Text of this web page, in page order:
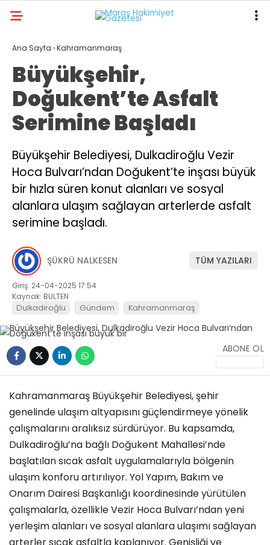
WhatsApp
İhbar Hattı
GALERİ VİDEO
ANA SAYFA
KAHRAMANMARAŞ
GÜNDEM
EKONOMI
POLITIKA
DÜNYA
SPOR
SAĞLIK
KÜLTÜR/SANAT
Ana Sayfa ›Kahramanmaraş
Büyükşehir,
Doğukent’te Asfalt
Serimine Başladı
Büyükşehir Belediyesi, Dulkadiroğlu Vezir
Hoca Bulvarı’ndan Doğukent’te inşası büyük
bir hızla süren konut alanları ve sosyal
alanlara ulaşım sağlayan arterlerde asfalt
serimine başladı.
ŞÜKRÜ NALKESEN TÜM YAZILARI
Giriş: 24-04-2025 17:54
Kaynak: BULTEN
Dulkadiroğlu Gündem Kahramanmaraş
ABONE OL
Kahramanmaraş Büyükşehir Belediyesi, şehir
genelinde ulaşım altyapısını güçlendirmeye yönelik
çalışmalarını aralıksız sürdürüyor. Bu kapsamda,
Dulkadiroğlu’na bağlı Doğukent Mahallesi’nde
başlatılan sıcak asfalt uygulamalarıyla bölgenin
ulaşım konforu artırılıyor. Yol Yapım, Bakım ve
Onarım Dairesi Başkanlığı koordinesinde yürütülen
çalışmalarla, özellikle Vezir Hoca Bulvarı’ndan yeni
yerleşim alanları ve sosyal alanlara ulaşımı sağlayan
arterler sıcak asfaltla kaplanıyor. Genişliği ve